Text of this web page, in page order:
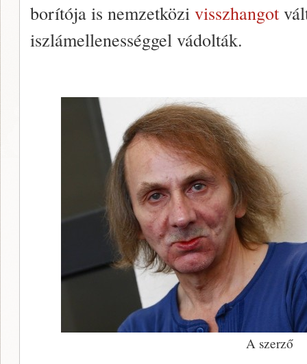
borítója is nemzetközi visszhangot
iszlámellenességgel vádolták.
A szerző